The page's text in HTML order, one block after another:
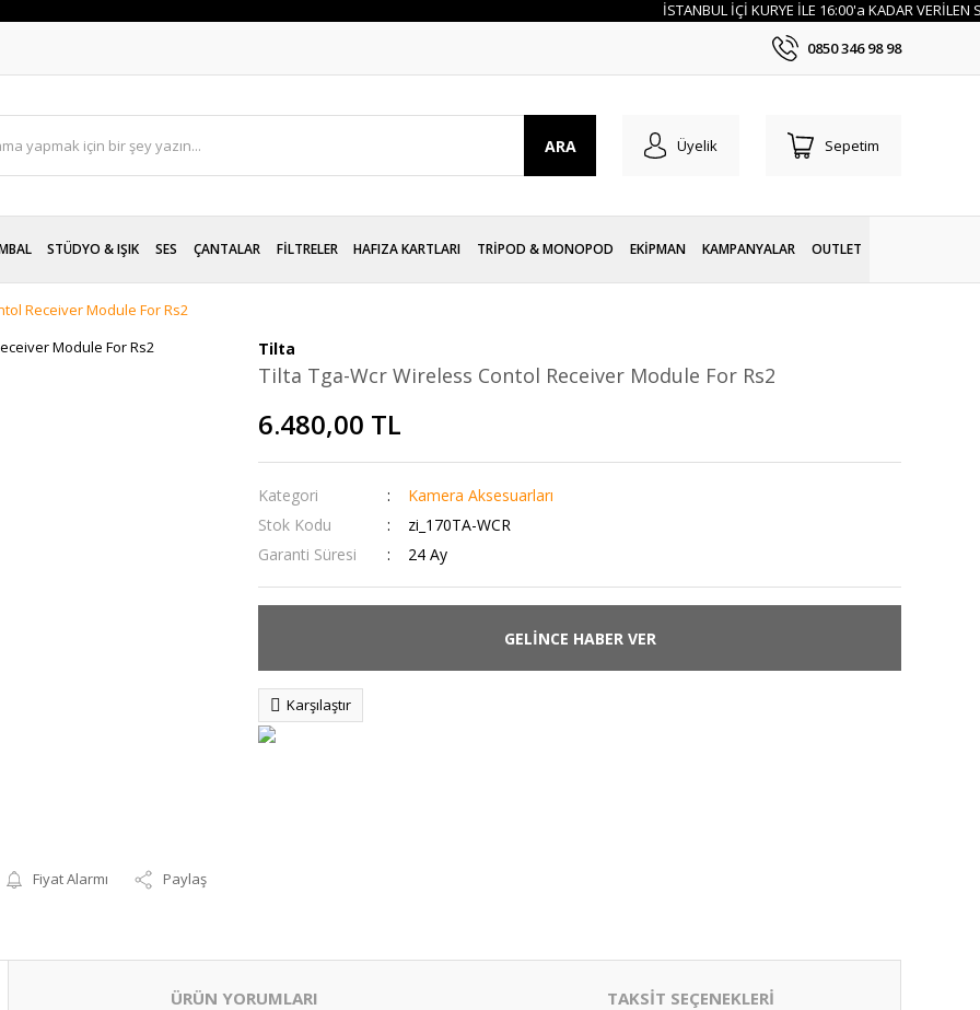
İSTANBUL İÇİ KURYE İLE 16:00'a KADAR VERİLEN
0850 346 98 98
ARA Üyelik Sepetim
STÜDYO & IŞIK SES ÇANTALAR FİLTRELER HAFIZA KARTLARI TRİPOD & MONOPOD EKİPMAN KAMPANYALAR OUTLET
Receiver Module For Rs2
Fiyat Alarmı Paylaş
Tilta
Tilta Tga-Wcr Wireless Contol Receiver Module For Rs2
6.480,00 TL
Kategori
Kamera Aksesuarları
Stok Kodu
zi_170TA-WCR
Garanti Süresi
24 Ay
GELİNCE HABER VER
Karşılaştır
ÜRÜN YORUMLARI TAKSİT SEÇENEKLERİ